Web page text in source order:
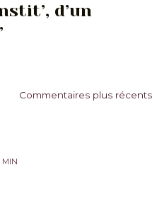
d’un
Commentaires plus récents
MIN